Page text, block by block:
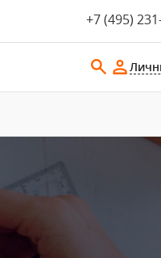
+7 (495)